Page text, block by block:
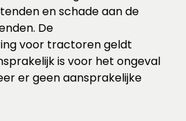
en schade aan de
De
voor tractoren geldt
is voor het ongeval
er geen aansprakelijke